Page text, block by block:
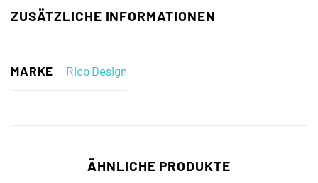
ZUSÄTZLICHE INFORMATIONEN
MARKE Rico Design
ÄHNLICHE PRODUKTE